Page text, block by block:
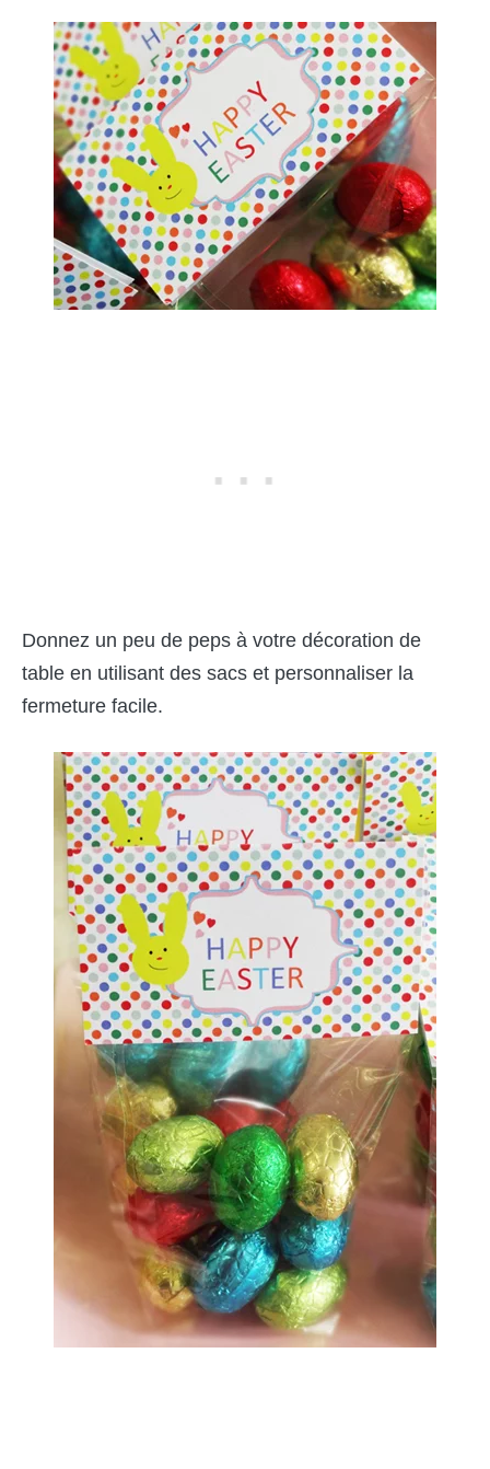
Donnez un peu de peps à votre décoration de
table en utilisant des sacs et personnaliser la
fermeture facile.